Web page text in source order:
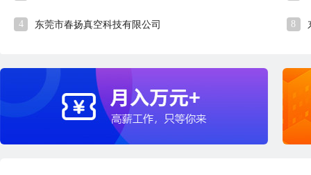
4 东莞市春扬真空科技有限公司 8